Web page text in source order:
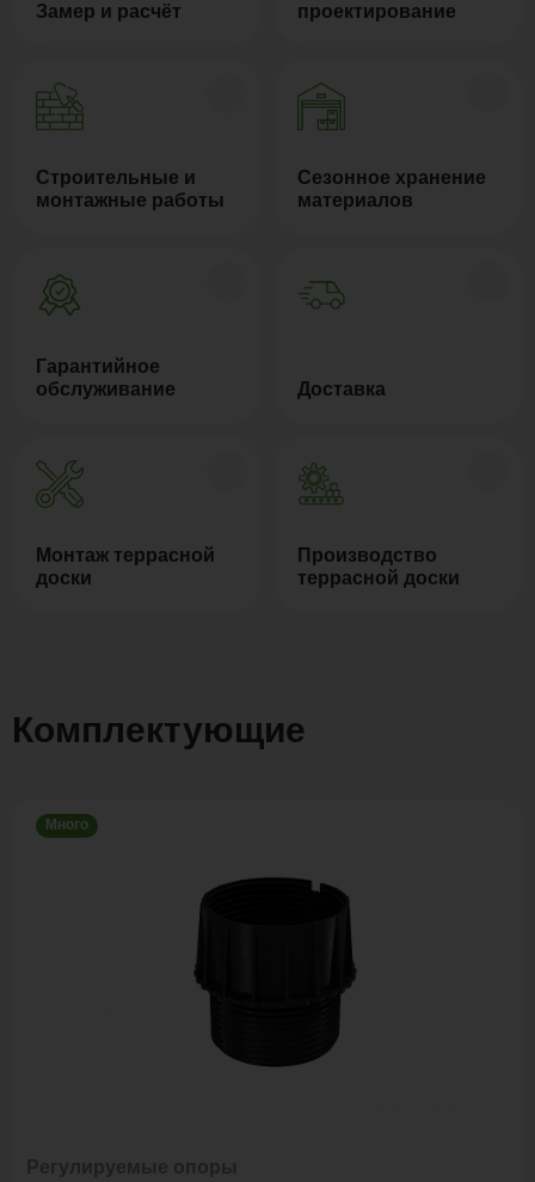
Замер и расчёт
проектирование
Строительные и
монтажные работы
Сезонное хранение
материалов
Гарантийное
обслуживание
Доставка
Монтаж террасной
доски
Производство
террасной доски
Комплектующие
Много